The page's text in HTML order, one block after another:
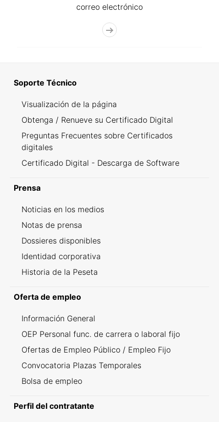
correo electrónico
Soporte Técnico
Visualización de la página
Obtenga / Renueve su Certificado Digital
Preguntas Frecuentes sobre Certificados
digitales
Certificado Digital - Descarga de Software
Prensa
Noticias en los medios
Notas de prensa
Dossieres disponibles
Identidad corporativa
Historia de la Peseta
Oferta de empleo
Información General
OEP Personal func. de carrera o laboral fijo
Ofertas de Empleo Público / Empleo Fijo
Convocatoria Plazas Temporales
Bolsa de empleo
Perfil del contratante